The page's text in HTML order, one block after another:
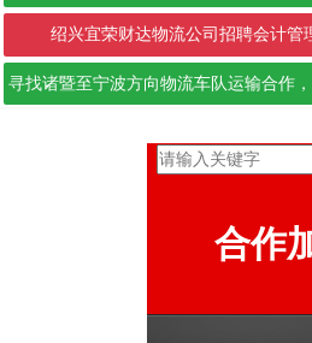
合作···
绍兴宜荣财达物流公司招聘会计管
寻找诸暨至宁波方向物流车队运输合作
合作